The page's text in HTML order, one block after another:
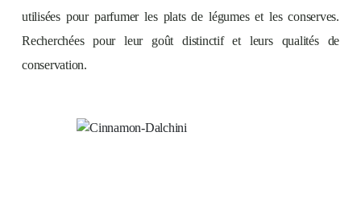
utilisées pour parfumer les plats de légumes et les conserves.
Recherchées pour leur goût distinctif et leurs qualités de
conservation.